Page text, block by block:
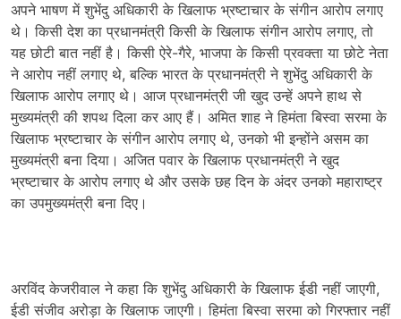
अपने भाषण में शुभेंदु अधिकारी के खिलाफ भ्रष्टाचार के संगीन आरोप लगाए
थे। किसी देश का प्रधानमंत्री किसी के खिलाफ संगीन आरोप लगाए, तो
यह छोटी बात नहीं है। किसी ऐरे-गैरे, भाजपा के किसी प्रवक्ता या छोटे नेता
ने आरोप नहीं लगाए थे, बल्कि भारत के प्रधानमंत्री ने शुभेंदु अधिकारी के
खिलाफ आरोप लगाए थे। आज प्रधानमंत्री जी खुद उन्हें अपने हाथ से
मुख्यमंत्री की शपथ दिला कर आए हैं। अमित शाह ने हिमंता बिस्वा सरमा के
खिलाफ भ्रष्टाचार के संगीन आरोप लगाए थे, उनको भी इन्होंने असम का
मुख्यमंत्री बना दिया। अजित पवार के खिलाफ प्रधानमंत्री ने खुद
भ्रष्टाचार के आरोप लगाए थे और उसके छह दिन के अंदर उनको महाराष्ट्र
का उपमुख्यमंत्री बना दिए।
अरविंद केजरीवाल ने कहा कि शुभेंदु अधिकारी के खिलाफ ईडी नहीं जाएगी,
ईडी संजीव अरोड़ा के खिलाफ जाएगी। हिमंता बिस्वा सरमा को गिरफ्तार नहीं